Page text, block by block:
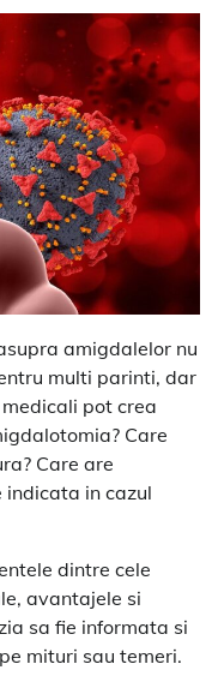
amigdalelor nu
multi parinti, dar
pot crea
Care
Care are
indicata in cazul
dintre cele
avantajele si
sa fie informata si
mituri sau temeri.